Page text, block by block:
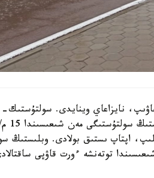
نايزاعاي وينايدى. سولتۇستىك-
دەيىن كوتەرىلىپ، اپتاپ ىستىق بولادى.
توتەنشە ءورت قاۋپى